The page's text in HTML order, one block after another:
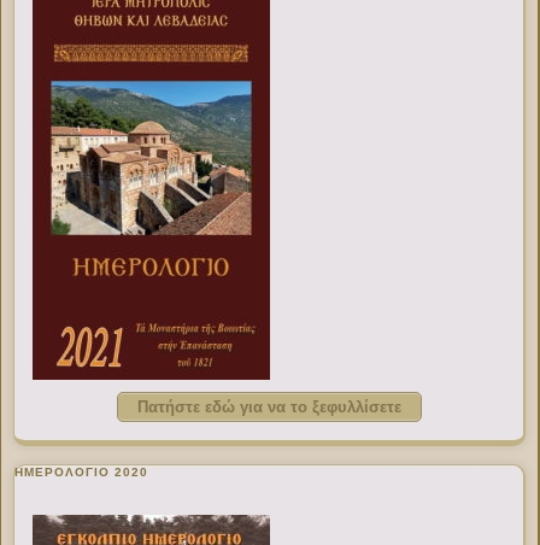
Πατήστε εδώ για να το ξεφυλλίσετε
ΗΜΕΡΟΛΟΓΙΟ 2020